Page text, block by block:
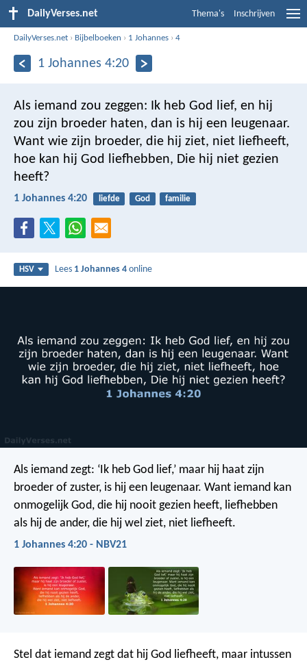
DailyVerses.net Thema's Inschrijven
DailyVerses.net › Bijbelboeken › 1 Johannes ›4
1 Johannes 4:20
Als iemand zou zeggen: Ik heb God lief, en hij
zou zijn broeder haten, dan is hij een leugenaar.
Want wie zijn broeder, die hij ziet, niet liefheeft,
hoe kan hij God liefhebben, Die hij niet gezien
heeft?
1 Johannes 4:20 liefde God familie
HSV Lees 1 Johannes 4 online
Als iemand zegt: ‘Ik heb God lief,’ maar hij haat zijn
broeder of zuster, is hij een leugenaar. Want iemand kan
onmogelijk God, die hij nooit gezien heeft, liefhebben
als hij de ander, die hij wel ziet, niet liefheeft.
1 Johannes 4:20 - NBV21
Stel dat iemand zegt dat hij God liefheeft, maar intussen